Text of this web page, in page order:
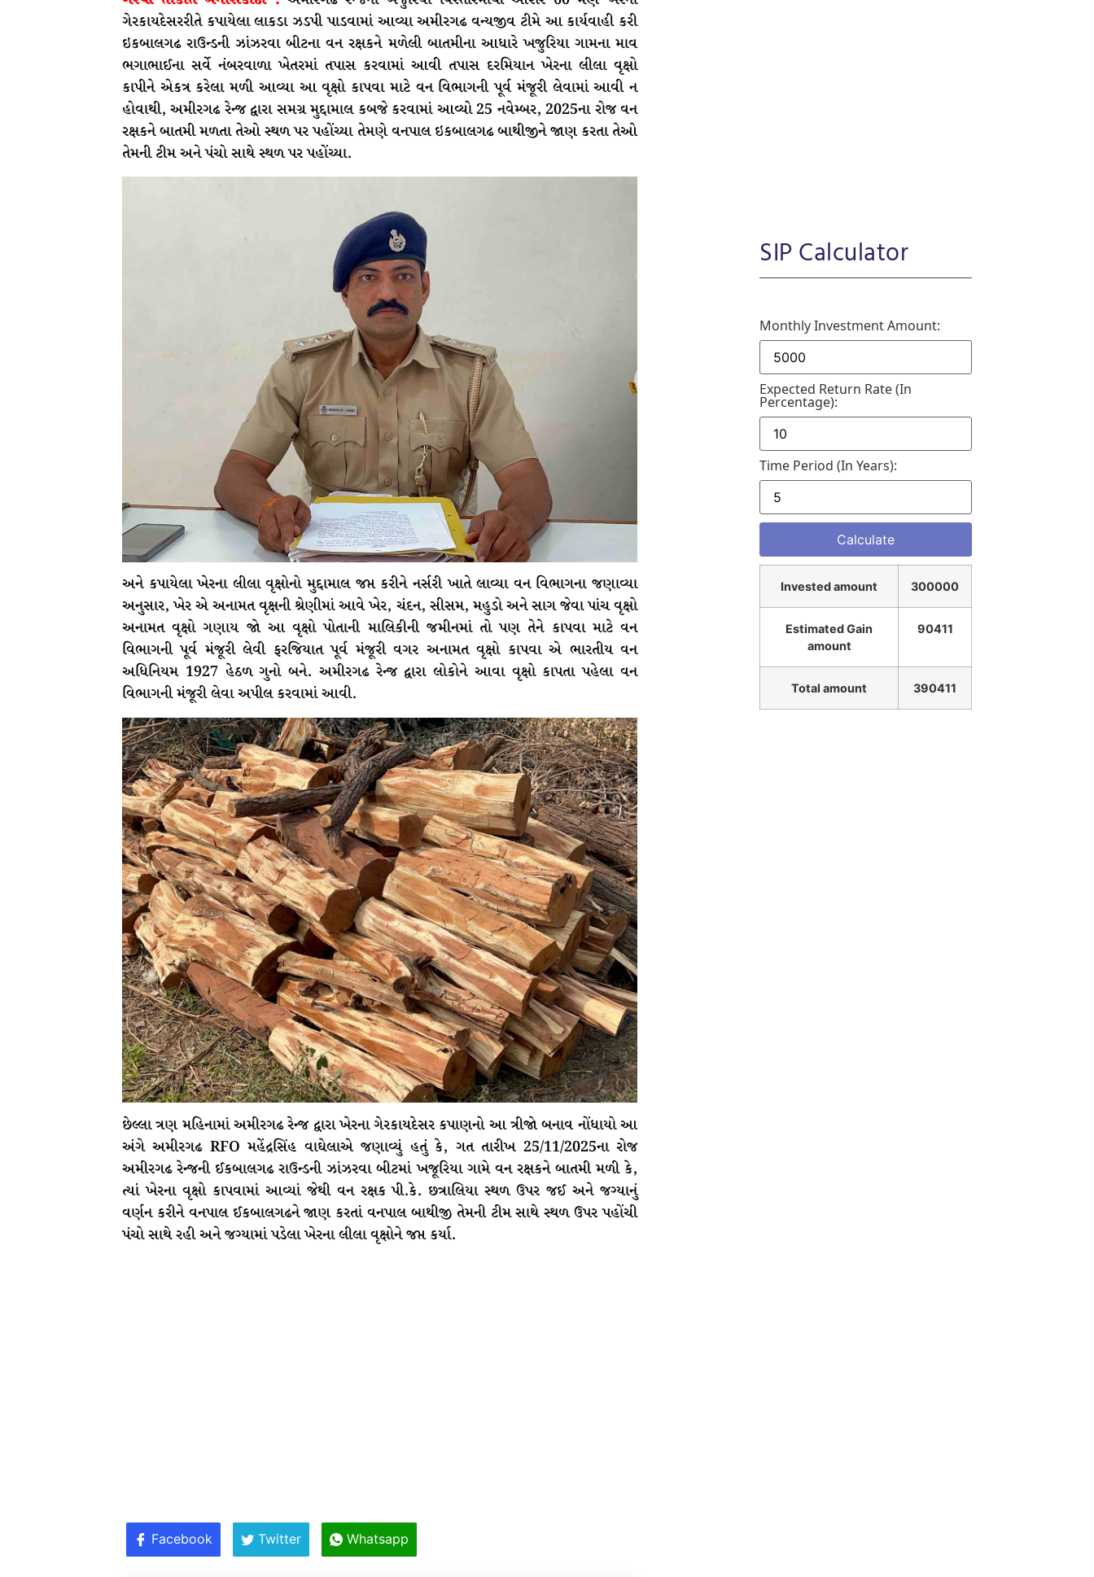
ગેરકાયદેસરરીતે કપાયેલા લાકડા ઝડપી પાડવામાં આવ્યા અમીરગઢ વન્યજીવ ટીમે આ કાર્યવાહી કરી
ઇકબાલગઢ રાઉન્ડની ઝાંઝરવા બીટના વન રક્ષકને મળેલી બાતમીના આધારે ખજુરિયા ગામના માવ
ભગાભાઈના સર્વે નંબરવાળા ખેતરમાં તપાસ કરવામાં આવી તપાસ દરમિયાન ખેરના લીલા વૃક્ષો
કાપીને એકત્ર કરેલા મળી આવ્યા આ વૃક્ષો કાપવા માટે વન વિભાગની પૂર્વ મંજૂરી લેવામાં આવી ન
હોવાથી, અમીરગઢ રેન્જ દ્વારા સમગ્ર મુદ્દામાલ કબજે કરવામાં આવ્યો 25 નવેમ્બર, 2025ના રોજ વન
રક્ષકને બાતમી મળતા તેઓ સ્થળ પર પહોંચ્યા તેમણે વનપાલ ઇકબાલગઢ બાથીજીને જાણ કરતા તેઓ
તેમની ટીમ અને પંચો સાથે સ્થળ પર પહોંચ્યા.
અને કપાયેલા ખેરના લીલા વૃક્ષોનો મુદ્દામાલ જપ્ત કરીને નર્સરી ખાતે લાવ્યા વન વિભાગના જણાવ્યા
અનુસાર, ખેર એ અનામત વૃક્ષની શ્રેણીમાં આવે ખેર, ચંદન, સીસમ, મહુડો અને સાગ જેવા પાંચ વૃક્ષો
અનામત વૃક્ષો ગણાય જો આ વૃક્ષો પોતાની માલિકીની જમીનમાં તો પણ તેને કાપવા માટે વન
વિભાગની પૂર્વ મંજૂરી લેવી ફરજિયાત પૂર્વ મંજૂરી વગર અનામત વૃક્ષો કાપવા એ ભારતીય વન
અધિનિયમ 1927 હેઠળ ગુનો બને. અમીરગઢ રેન્જ દ્વારા લોકોને આવા વૃક્ષો કાપતા પહેલા વન
વિભાગની મંજૂરી લેવા અપીલ કરવામાં આવી.
છેલ્લા ત્રણ મહિનામાં અમીરગઢ રેન્જ દ્વારા ખેરના ગેરકાયદેસર કપાણનો આ ત્રીજો બનાવ નોંધાયો આ
અંગે અમીરગઢ RFO મહેંદ્રસિંહ વાઘેલાએ જણાવ્યું હતું કે, ગત તારીખ 25/11/2025ના રોજ
અમીરગઢ રેન્જની ઈકબાલગઢ રાઉન્ડની ઝાંઝરવા બીટમાં ખજૂરિયા ગામે વન રક્ષકને બાતમી મળી કે,
ત્યાં ખેરના વૃક્ષો કાપવામાં આવ્યાં જેથી વન રક્ષક પી.કે. છત્રાલિયા સ્થળ ઉપર જઈ અને જગ્યાનું
વર્ણન કરીને વનપાલ ઈકબાલગઢને જાણ કરતાં વનપાલ બાથીજી તેમની ટીમ સાથે સ્થળ ઉપર પહોંચી
પંચો સાથે રહી અને જગ્યામાં પડેલા ખેરના લીલા વૃક્ષોને જપ્ત કર્યા.
Facebook Twitter Whatsapp
SIP Calculator
Monthly Investment Amount:
Expected Return Rate (in
Percentage):
Time Period (in Years):
Invested amount 300000
Estimated Gain
amount
90411
Total amount 390411